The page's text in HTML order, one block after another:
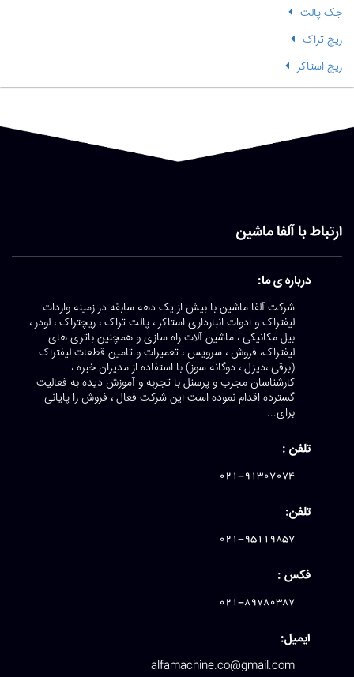
جک پالت
ریچ تراک
ریچ استاکر
ارتباط با آلفا ماشین
درباره ی ما:
شرکت آلفا ماشین با بیش از یک دهه سابقه در زمینه واردات
لیفتراک و ادوات انبارداری استاکر ، پالت تراک ، ریچتراک ، لودر ،
بیل مکانیکی ، ماشین آلات راه سازی و همچنین باتری های
لیفتراک، فروش ، سرویس ، تعمیرات و تامین قطعات لیفتراک
(برقی ،دیزل ، دوگانه سوز) با استفاده از مدیران خبره ،
کارشناسان مجرب و پرسنل با تجربه و آموزش دیده به فعالیت
گسترده اقدام نموده است این شرکت فعال ، فروش را پایانی
برای...
تلفن :
021-91307074
تلفن:
021-95119857
فکس :
021-89780387
ایمیل:
alfamachine.co@gmail.com